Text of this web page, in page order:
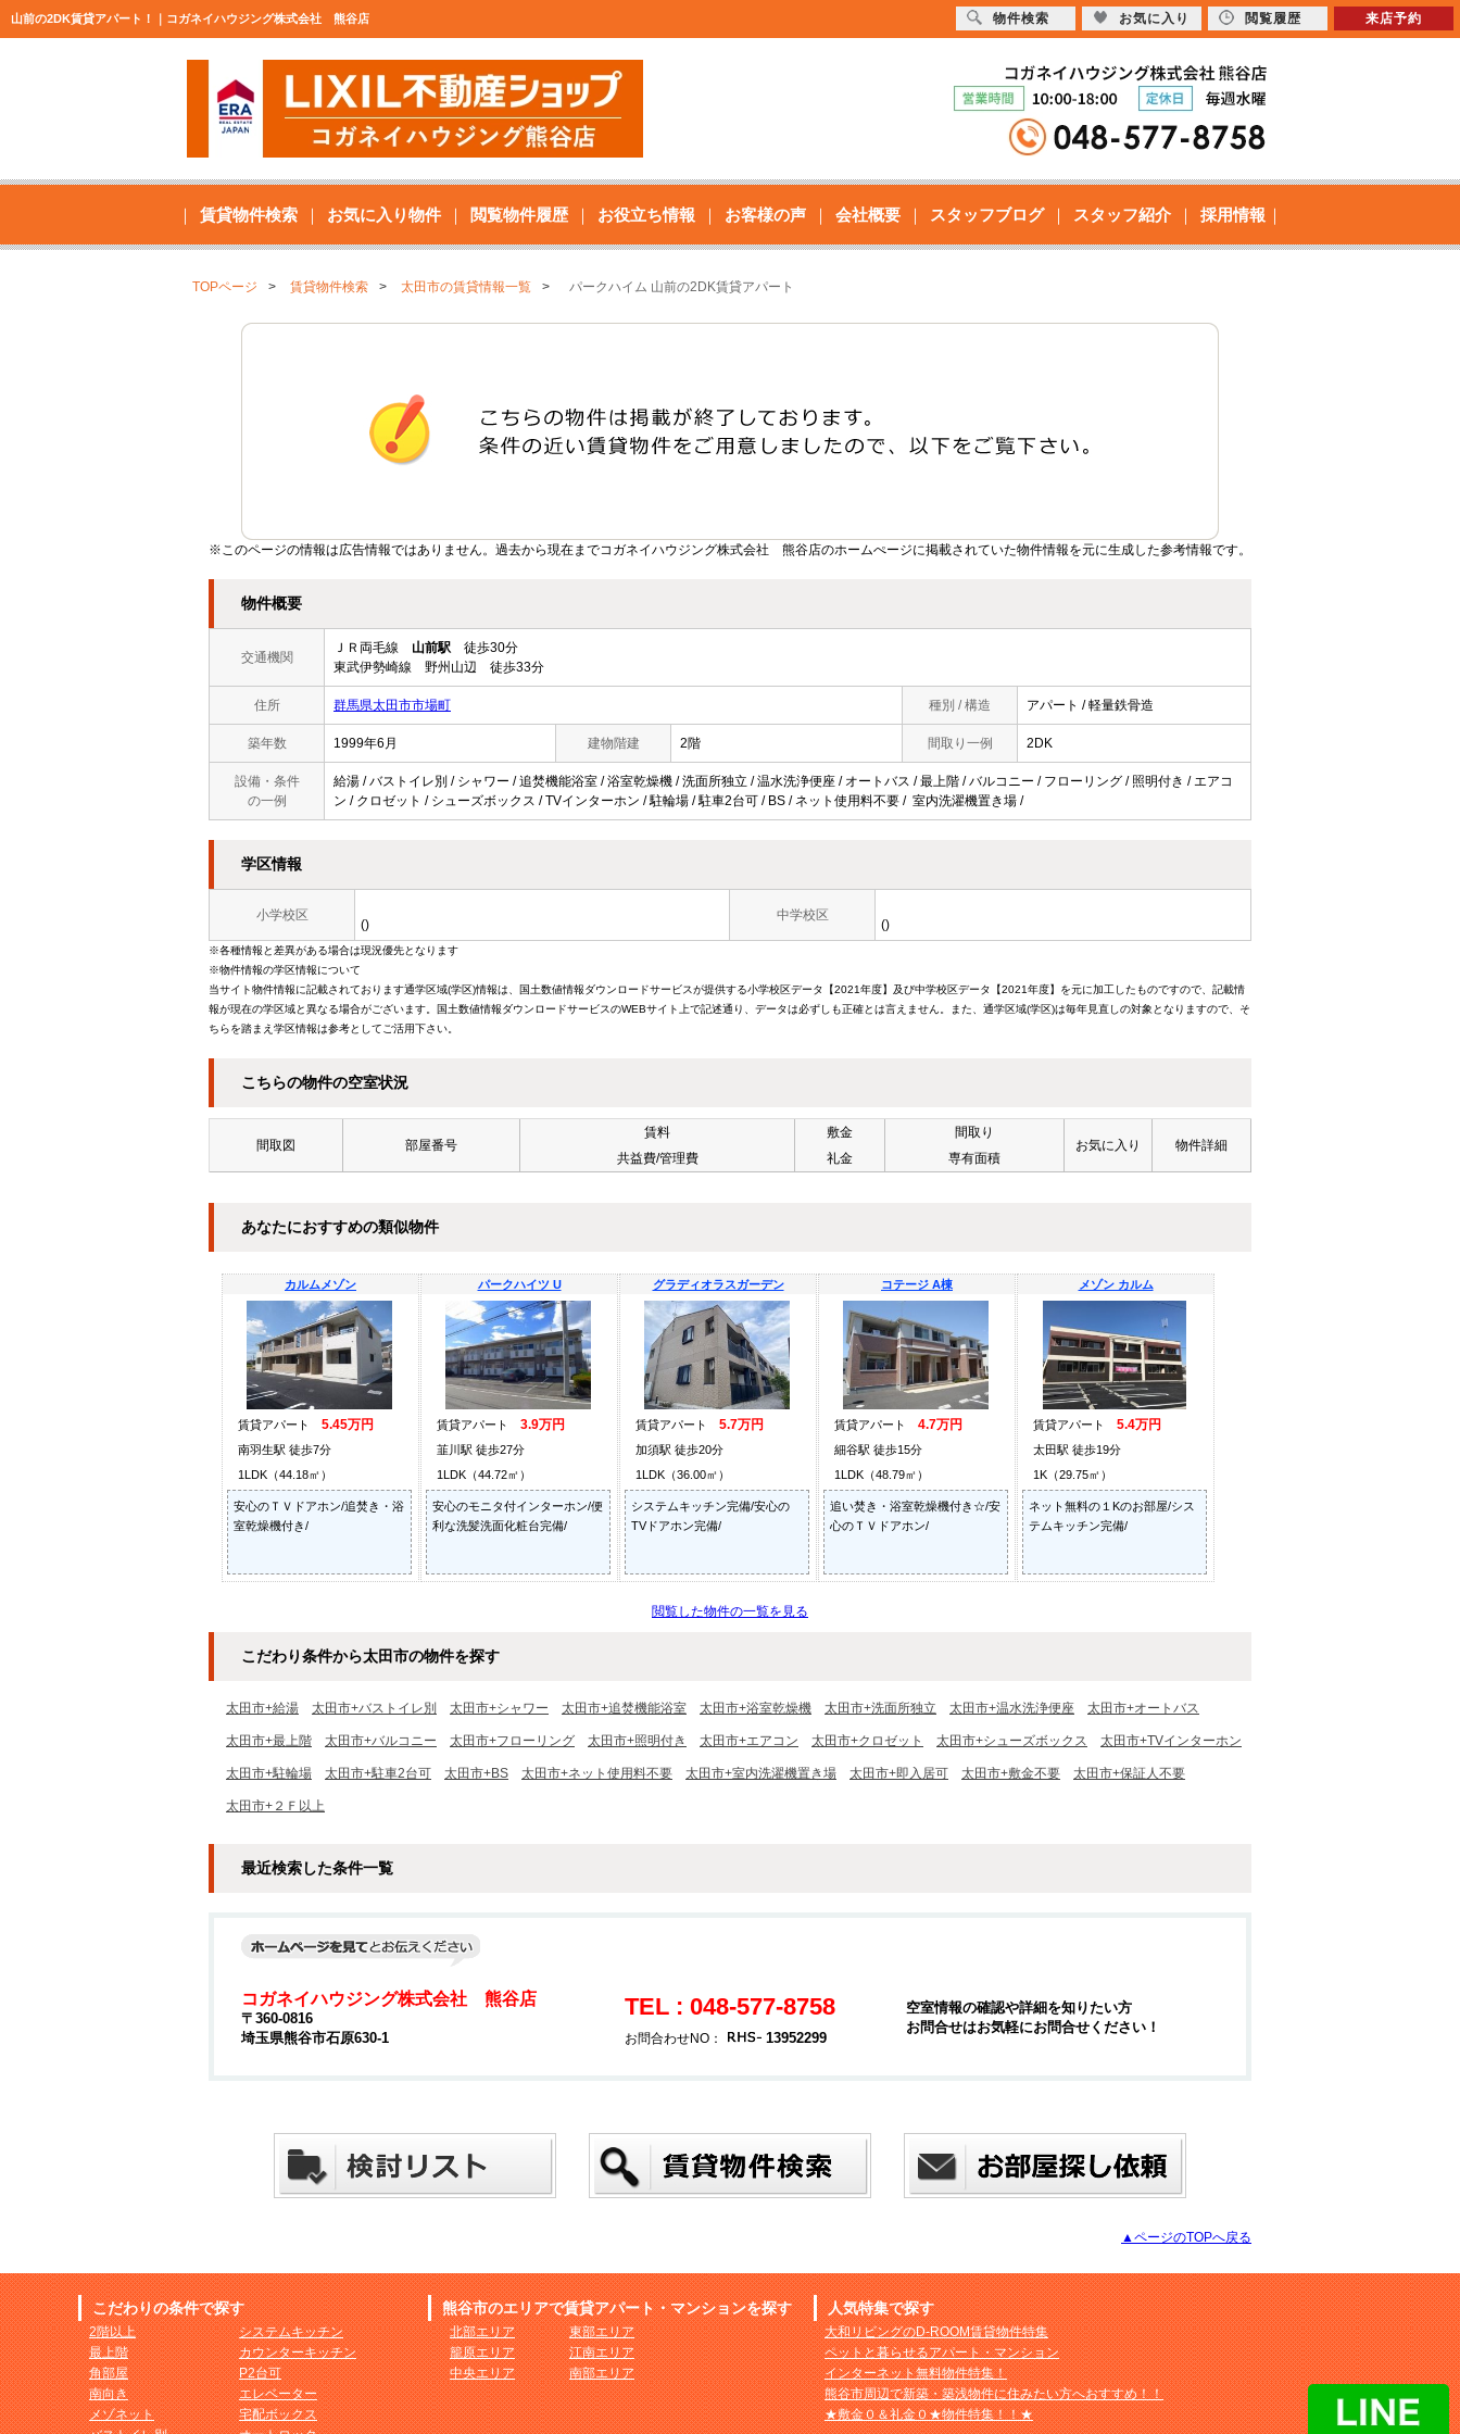
山前の2DK賃貸アパート！｜コガネイハウジング株式会社 熊谷店
賃貸物件検索 お気に入り物件 閲覧物件履歴 お役立ち情報 お客様の声 会社概要 スタッフブログ スタッフ紹介 採用情報
TOPページ 賃貸物件検索 太田市の賃貸情報一覧 パークハイム 山前の2DK賃貸アパート
※このページの情報は広告情報ではありません。過去から現在までコガネイハウジング株式会社 熊谷店のホームぺージに掲載されていた物件情報を元に生成した参考情報です。
物件概要
交通機関
ＪＲ両毛線 山前駅 徒歩30分
東武伊勢崎線 野州山辺 徒歩33分
住所 群馬県太田市市場町 種別 / 構造 アパート / 軽量鉄骨造
築年数 1999年6月 建物階建 2階 間取り一例 2DK
設備・条件
の一例
給湯 / バストイレ別 / シャワー / 追焚機能浴室 / 浴室乾燥機 / 洗面所独立 / 温水洗浄便座 / オートバス / 最上階 / バルコニー / フローリング / 照明付き / エアコ
ン / クロゼット / シューズボックス / TVインターホン / 駐輪場 / 駐車2台可 / BS / ネット使用料不要 / 室内洗濯機置き場 /
学区情報
小学校区
()
中学校区
()
※各種情報と差異がある場合は現況優先となります
※物件情報の学区情報について
当サイト物件情報に記載されております通学区域(学区)情報は、国土数値情報ダウンロードサービスが提供する小学校区データ【2021年度】及び中学校区データ【2021年度】を元に加工したものですので、記載情
報が現在の学区域と異なる場合がございます。国土数値情報ダウンロードサービスのWEBサイト上で記述通り、データは必ずしも正確とは言えません。また、通学区域(学区)は毎年見直しの対象となりますので、そ
ちらを踏まえ学区情報は参考としてご活用下さい。
こちらの物件の空室状況
間取図 部屋番号
賃料
共益費/管理費
敷金
礼金
間取り
専有面積
お気に入り 物件詳細
あなたにおすすめの類似物件
カルムメゾン
賃貸アパート 5.45万円
南羽生駅 徒歩7分
1LDK（44.18㎡）
安心のＴＶドアホン/追焚き・浴
室乾燥機付き/
パークハイツ U
賃貸アパート 3.9万円
韮川駅 徒歩27分
1LDK（44.72㎡）
安心のモニタ付インターホン/便
利な洗髪洗面化粧台完備/
グラディオラスガーデン
賃貸アパート 5.7万円
加須駅 徒歩20分
1LDK（36.00㎡）
システムキッチン完備/安心の
TVドアホン完備/
コテージ A棟
賃貸アパート 4.7万円
細谷駅 徒歩15分
1LDK（48.79㎡）
追い焚き・浴室乾燥機付き☆/安
心のＴＶドアホン/
メゾン カルム
賃貸アパート 5.4万円
太田駅 徒歩19分
1K（29.75㎡）
ネット無料の１Kのお部屋/シス
テムキッチン完備/
閲覧した物件の一覧を見る
こだわり条件から太田市の物件を探す
太田市+給湯 太田市+バストイレ別 太田市+シャワー 太田市+追焚機能浴室 太田市+浴室乾燥機 太田市+洗面所独立 太田市+温水洗浄便座 太田市+オートバス
太田市+最上階 太田市+バルコニー 太田市+フローリング 太田市+照明付き 太田市+エアコン 太田市+クロゼット 太田市+シューズボックス 太田市+TVインターホン
太田市+駐輪場 太田市+駐車2台可 太田市+BS 太田市+ネット使用料不要 太田市+室内洗濯機置き場 太田市+即入居可 太田市+敷金不要 太田市+保証人不要
太田市+２Ｆ以上
最近検索した条件一覧
コガネイハウジング株式会社 熊谷店
〒360-0816
埼玉県熊谷市石原630-1
TEL : 048-577-8758
お問合わせNO： 13952299
空室情報の確認や詳細を知りたい方
お問合せはお気軽にお問合せください！
▲ページのTOPへ戻る
こだわりの条件で探す
2階以上
最上階
角部屋
南向き
メゾネット
システムキッチン
カウンターキッチン
P2台可
エレベーター
宅配ボックス
熊谷市のエリアで賃貸アパート・マンションを探す
北部エリア
籠原エリア
中央エリア
東部エリア
江南エリア
南部エリア
人気特集で探す
大和リビングのD-ROOM賃貸物件特集
ペットと暮らせるアパート・マンション
インターネット無料物件特集！
熊谷市周辺で新築・築浅物件に住みたい方へおすすめ！！
★敷金０＆礼金０★物件特集！！★
物件検索 お気に入り 閲覧履歴 来店予約